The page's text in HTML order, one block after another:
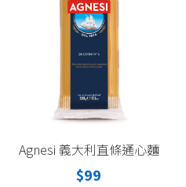
Agnesi 義大利直條通心麵
$99